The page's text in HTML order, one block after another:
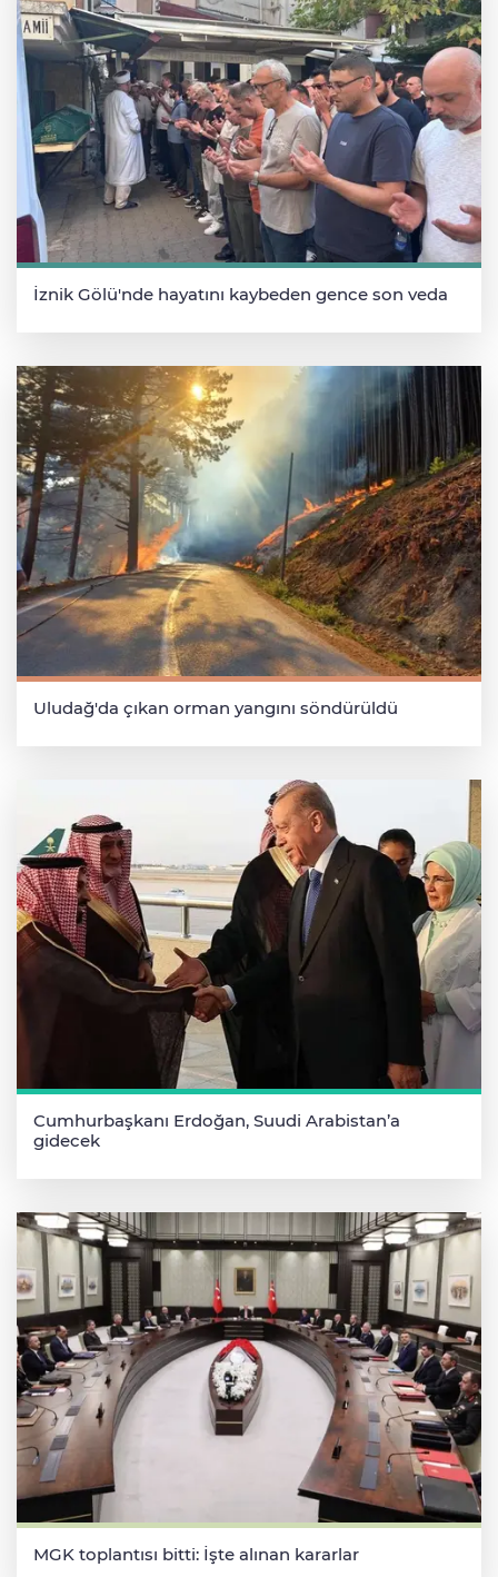
İznik Gölü'nde hayatını kaybeden gence son veda
Uludağ'da çıkan orman yangını söndürüldü
Cumhurbaşkanı Erdoğan, Suudi Arabistan’a
gidecek
MGK toplantısı bitti: İşte alınan kararlar